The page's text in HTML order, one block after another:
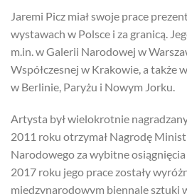
Jaremi Picz miał swoje prace
wystawach w Polsce i za granicą.
m.in. w Galerii Narodowej w
Współczesnej w Krakowie, a także
w Berlinie, Paryżu i Nowym Jorku.
Artysta był wielokrotnie
2011 roku otrzymał Nagrodę
Narodowego za wybitne
2017 roku jego prace zostały
międzynarodowym biennale sztuki